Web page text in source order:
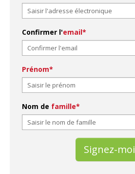
Confirmer l'email*
Prénom*
Nom de famille*
Signez-moi